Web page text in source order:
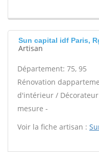
Sun capital idf Paris,
Artisan
Département: 75, 95
Rénovation
d'intérieur /
mesure -
Voir la fiche artisan :